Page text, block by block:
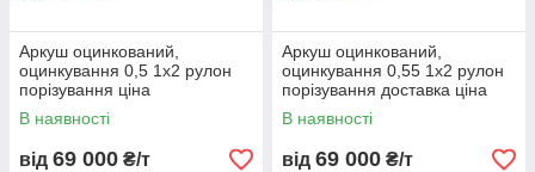
Аркуш оцинкований,
оцинкування 0,5 1х2 рулон
порізування ціна
В наявності
від 69 000 ₴/т
Аркуш оцинкований,
оцинкування 0,55 1х2 рулон
порізування доставка ціна
В наявності
від 69 000 ₴/т